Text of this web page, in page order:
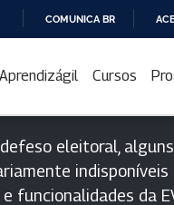
PARA
CONTEÚDO
COMUNICA BR
Aprendizágil Cursos
eleitoral,
funcionalidades da